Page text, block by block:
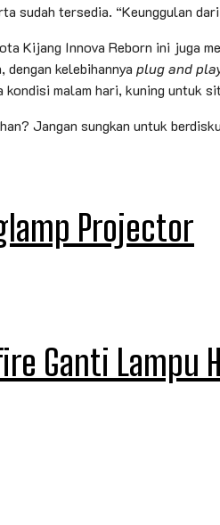
sudah tersedia. “Keunggulan
Kijang Innova Reborn ini juga
kelebihannya plug and
kondisi malam hari, kuning untuk
Jangan sungkan untuk
Projector
Ganti Lampu